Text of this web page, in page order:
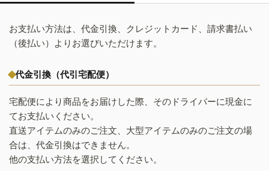
お支払い方法は、代金引換、クレジットカード、請求書払い
（後払い）よりお選びいただけます。
代金引換（代引宅配便）
宅配便により商品をお届けした際、そのドライバーに現金に
てお支払いください。
直送アイテムのみのご注文、大型アイテムのみのご注文の場
合は、代金引換はできません。
他の支払い方法を選択してください。